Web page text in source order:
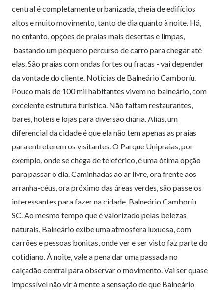
central é completamente urbanizada, cheia de edifícios
altos e muito movimento, tanto de dia quanto à noite. Há,
no entanto, opções de praias mais desertas e limpas,
bastando um pequeno percurso de carro para chegar até
elas. São praias com ondas fortes ou fracas - vai depender
da vontade do cliente. Notícias de Balneário Camboríu.
Pouco mais de 100 mil habitantes vivem no balneário, com
excelente estrutura turística. Não faltam restaurantes,
bares, hotéis e lojas para diversão diária. Aliás, um
diferencial da cidade é que ela não tem apenas as praias
para entreterem os visitantes. O Parque Unipraias, por
exemplo, onde se chega de teleférico, é uma ótima opção
para passar o dia. Caminhadas ao ar livre, ora frente aos
arranha-céus, ora próximo das áreas verdes, são passeios
interessantes para fazer na cidade. Balneário Camboríu
SC. Ao mesmo tempo que é valorizado pelas belezas
naturais, Balneário exibe uma atmosfera luxuosa, com
carrões e pessoas bonitas, onde ver e ser visto faz parte do
cotidiano. À noite, vale a pena dar uma passada no
calçadão central para observar o movimento. Vai ser quase
impossível não vir à mente a sensação de que Balneário